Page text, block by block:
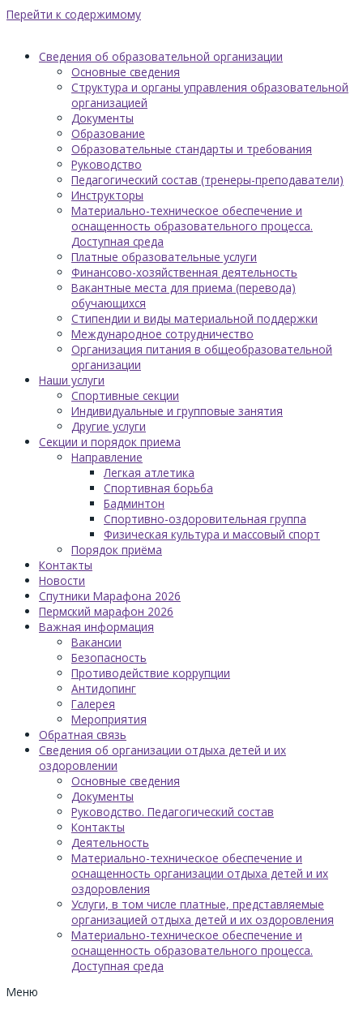
Перейти к содержимому
Сведения об образовательной организации
Основные сведения
Структура и органы управления образовательной
организацией
Документы
Образование
Образовательные стандарты и требования
Руководство
Педагогический состав (тренеры-преподаватели)
Инструкторы
Материально-техническое обеспечение и
оснащенность образовательного процесса.
Доступная среда
Платные образовательные услуги
Финансово-хозяйственная деятельность
Вакантные места для приема (перевода)
обучающихся
Стипендии и виды материальной поддержки
Международное сотрудничество
Организация питания в общеобразовательной
организации
Наши услуги
Спортивные секции
Индивидуальные и групповые занятия
Другие услуги
Секции и порядок приема
Направление
Легкая атлетика
Спортивная борьба
Бадминтон
Спортивно-оздоровительная группа
Физическая культура и массовый спорт
Порядок приёма
Контакты
Новости
Спутники Марафона 2026
Пермский марафон 2026
Важная информация
Вакансии
Безопасность
Противодействие коррупции
Антидопинг
Галерея
Мероприятия
Обратная связь
Сведения об организации отдыха детей и их
оздоровлении
Основные сведения
Документы
Руководство. Педагогический состав
Контакты
Деятельность
Материально-техническое обеспечение и
оснащенность организации отдыха детей и их
оздоровления
Услуги, в том числе платные, представляемые
организацией отдыха детей и их оздоровления
Материально-техническое обеспечение и
оснащенность образовательного процесса.
Доступная среда
Меню